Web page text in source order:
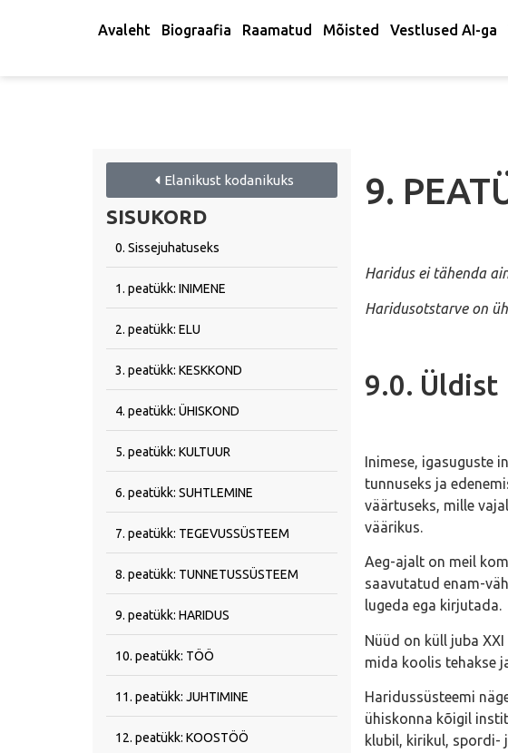
Avaleht Biograafia Raamatud Mõisted Vestlused AI-ga
Elanikust kodanikuks
SISUKORD
0. Sissejuhatuseks
1. peatükk: INIMENE
2. peatükk: ELU
3. peatükk: KESKKOND
4. peatükk: ÜHISKOND
5. peatükk: KULTUUR
6. peatükk: SUHTLEMINE
7. peatükk: TEGEVUSSÜSTEEM
8. peatükk: TUNNETUSSÜSTEEM
9. peatükk: HARIDUS
10. peatükk: TÖÖ
11. peatükk: JUHTIMINE
12. peatükk: KOOSTÖÖ
9.
Haridus ei tähenda
Haridusotstarve on
9.0. Üldist
Inimese, igasuguste
tunnuseks ja
väärtuseks, mille
väärikus.
Aeg-ajalt on meil
saavutatud enam-
lugeda ega kirjutada.
Nüüd on küll juba
mida koolis tehakse
Haridussüsteemi
ühiskonna kõigil
klubil, kirikul, spordi-